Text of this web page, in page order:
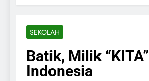
SEKOLAH
Batik, Milik “KITA”
Indonesia